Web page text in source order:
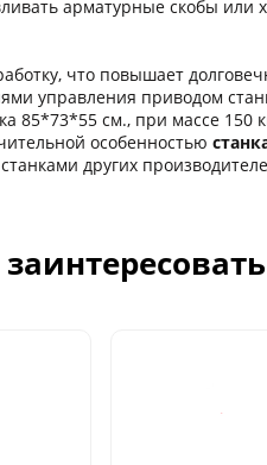
арматурные скобы
что повышает
управления приводом
85*73*55 см., при массе 150
особенностью
других